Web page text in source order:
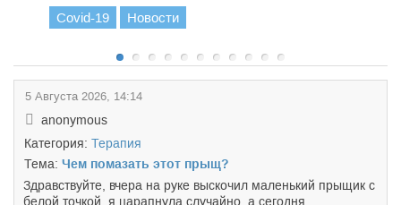
Covid-19 Новости
5 Августа 2026, 14:14
anonymous
Категория: Терапия
Тема: Чем помазать этот прыщ?
Здравствуйте, вчера на руке выскочил маленький прыщик с
белой точкой, я царапнула случайно, а сегодня